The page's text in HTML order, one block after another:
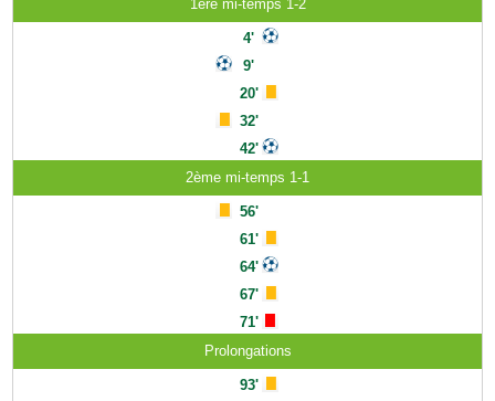
1ère mi-temps 1-2
4'
9'
20'
32'
42'
2ème mi-temps 1-1
56'
61'
64'
67'
71'
Prolongations
93'